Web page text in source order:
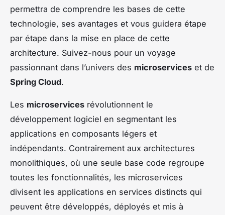
permettra de comprendre les bases de cette
technologie, ses avantages et vous guidera étape
par étape dans la mise en place de cette
architecture. Suivez-nous pour un voyage
passionnant dans l’univers des microservices et de
Spring Cloud.
Les microservices révolutionnent le
développement logiciel en segmentant les
applications en composants légers et
indépendants. Contrairement aux architectures
monolithiques, où une seule base code regroupe
toutes les fonctionnalités, les microservices
divisent les applications en services distincts qui
peuvent être développés, déployés et mis à